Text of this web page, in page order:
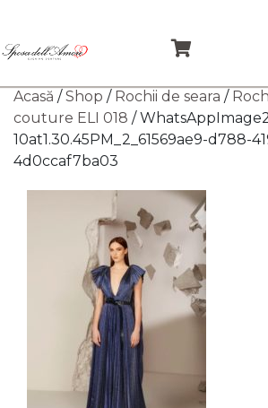
Acasă /Shop / Rochii de seara /
couture ELI 018 /
10at1.30.45PM_2_61569ae9-d788-
4d0ccaf7ba03